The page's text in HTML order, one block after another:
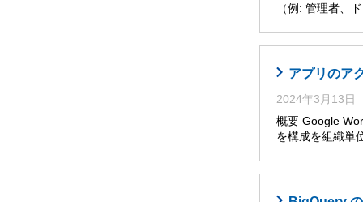
（例: 管理者、
アプリのア
2024年3月13日
概要 Google
を構成を組織単